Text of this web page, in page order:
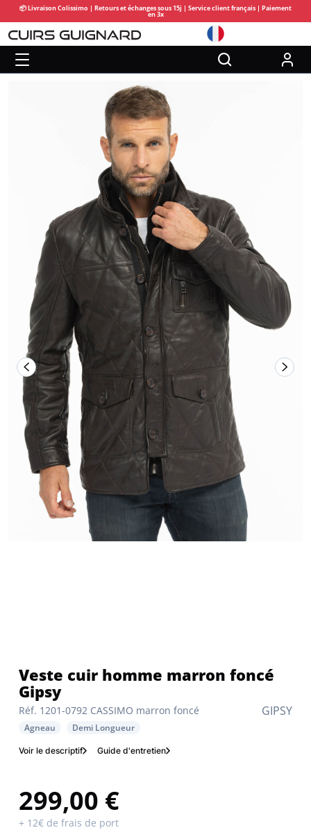
📦 Livraison Colissimo | Retours et échanges sous 15j | Service client français | Paiement
en 3x
GIPSY
Réf. 1201-0792 CASSIMO marron foncé
Veste cuir homme marron foncé
Gipsy
Agneau Demi Longueur
Voir le descriptif Guide d'entretien
299,00 €
+ 12€ de frais de port